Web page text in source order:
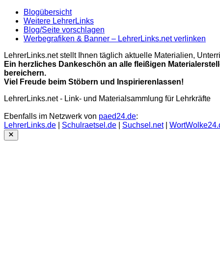
Blogübersicht
Weitere LehrerLinks
Blog/Seite vorschlagen
Werbegrafiken & Banner – LehrerLinks.net verlinken
LehrerLinks.net stellt Ihnen täglich aktuelle Materialien,
Ein herzliches Dankeschön an alle fleißigen
bereichern.
Viel Freude beim Stöbern und Inspirierenlassen!
LehrerLinks.net - Link- und Materialsammlung für Lehrkräfte
Ebenfalls im Netzwerk von paed24.de:
LehrerLinks.de
Schulraetsel.de Suchsel.net|
Close